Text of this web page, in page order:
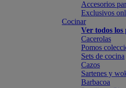
Accesorios
Exclusivos
Cocinar
Ver todos los
Cacerolas
Pomos
Sets de cocina
Cazos
Sartenes y
Barbacoa